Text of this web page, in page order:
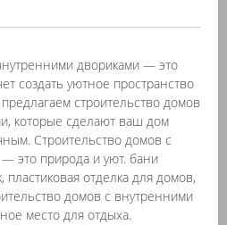
двориками — это
создать уютное пространство
строительство домов
которые сделают ваш дом
Строительство домов с
это природа и уют. бани
пластиковая отделка для домов,
домов с внутренними
место для отдыха.